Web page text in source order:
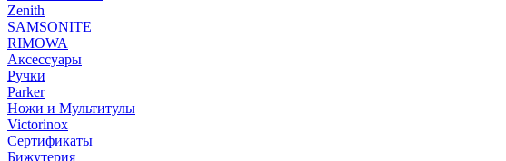
Zenith
SAMSONITE
RIMOWA
Аксессуары
Ручки
Parker
Ножи и Мультитулы
Victorinox
Сертификаты
Бижутерия